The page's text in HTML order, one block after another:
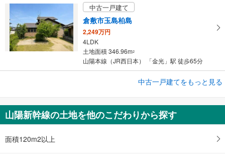
中古一戸建て
倉敷市玉島柏島
2,249万円
4LDK
土地面積 346.96m2
山陽本線（JR西日本） 「金光」駅 徒歩65分
倉敷市玉島乙島
2,049万円
中古一戸建てをもっと見る
山陽新幹線の土地を他のこだわりから探す
面積120m2以上